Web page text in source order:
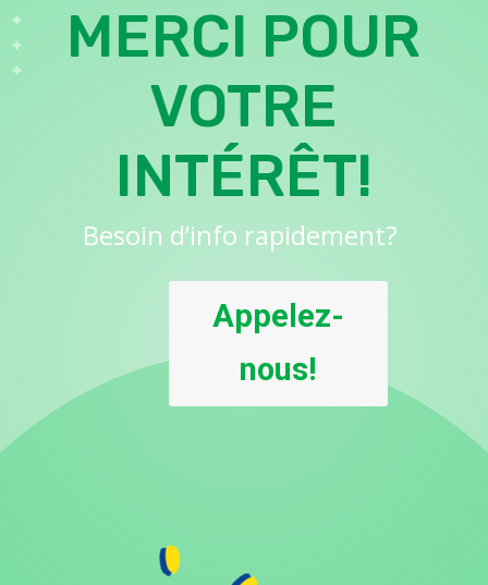
MERCI POUR
VOTRE
INTÉRÊT!
Besoin d’info rapidement?
Appelez-
nous!